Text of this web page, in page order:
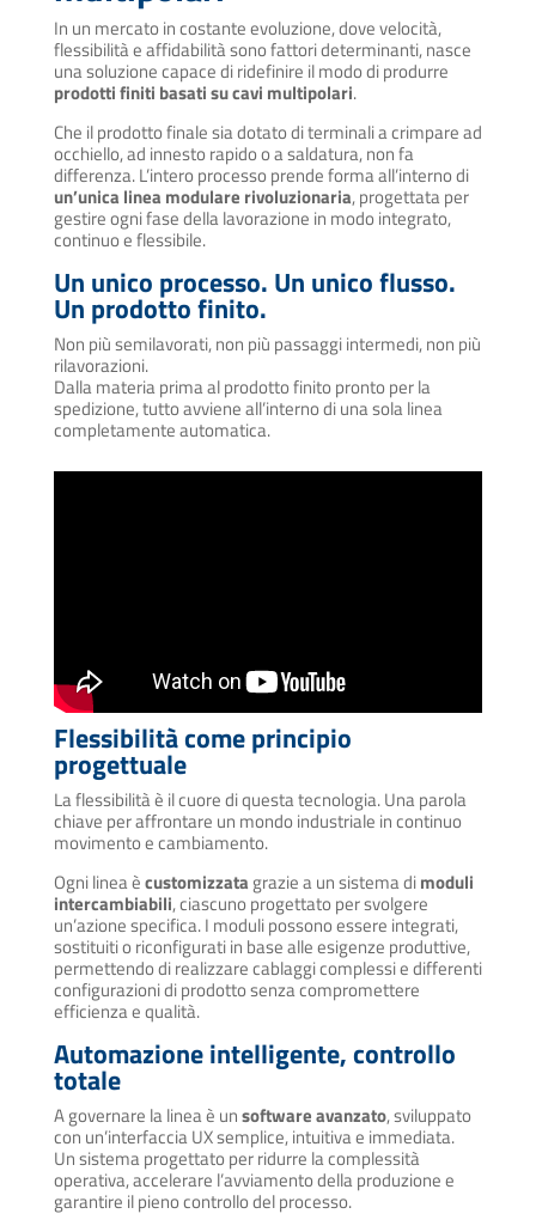
In un mercato in costante evoluzione, dove velocità,
flessibilità e affidabilità sono fattori determinanti, nasce
una soluzione capace di ridefinire il modo di produrre
prodotti finiti basati su cavi multipolari.
Che il prodotto finale sia dotato di terminali a crimpare ad
occhiello, ad innesto rapido o a saldatura, non fa
differenza. L’intero processo prende forma all’interno di
un’unica linea modulare rivoluzionaria, progettata per
gestire ogni fase della lavorazione in modo integrato,
continuo e flessibile.
Un unico processo. Un unico flusso.
Un prodotto finito.
Non più semilavorati, non più passaggi intermedi, non più
rilavorazioni.
Dalla materia prima al prodotto finito pronto per la
spedizione, tutto avviene all’interno di una sola linea
completamente automatica.
Flessibilità come principio
progettuale
La flessibilità è il cuore di questa tecnologia. Una parola
chiave per affrontare un mondo industriale in continuo
movimento e cambiamento.
Ogni linea ècustomizzata grazie a un sistema dimoduli
intercambiabili, ciascuno progettato per svolgere
un’azione specifica. I moduli possono essere integrati,
sostituiti o riconfigurati in base alle esigenze produttive,
permettendo di realizzare cablaggi complessi e differenti
configurazioni di prodotto senza compromettere
efficienza e qualità.
Automazione intelligente, controllo
totale
A governare la linea è unsoftware avanzato, sviluppato
con un’interfaccia UX semplice, intuitiva e immediata.
Un sistema progettato per ridurre la complessità
operativa, accelerare l’avviamento della produzione e
garantire il pieno controllo del processo.